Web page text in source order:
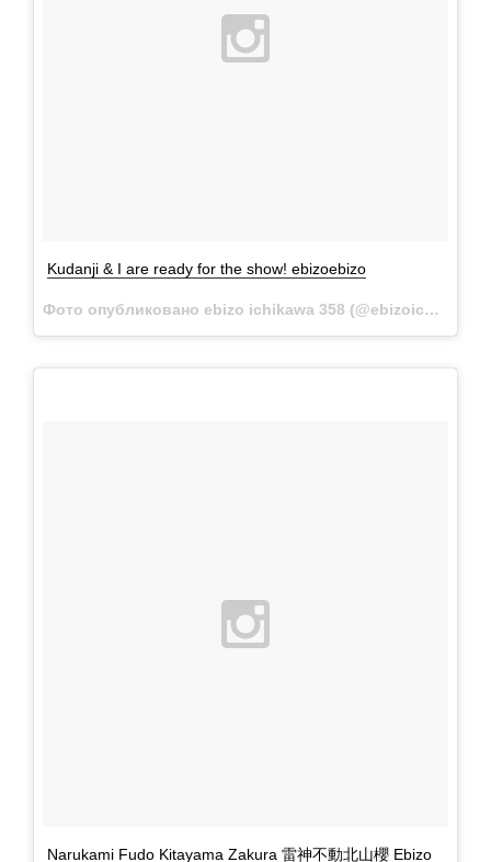
Kudanji & I are ready for the show! ebizoebizo
Фото опубликовано ebizo ichikawa 358 (@ebizoichikawa.ebizoichikawa)
Narukami Fudo Kitayama Zakura 雷神不動北山櫻 Ebizo